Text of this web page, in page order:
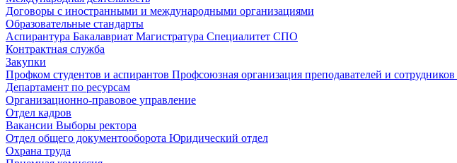
Договоры с иностранными и международными организациями
Образовательные стандарты
Аспирантура Бакалавриат Магистратура Специалитет СПО
Контрактная служба
Закупки
Профком студентов и аспирантов Профсоюзная организация преподавателей и сотрудников
Департамент по ресурсам
Организационно-правовое управление
Отдел кадров
Вакансии Выборы ректора
Отдел общего документооборота Юридический отдел
Охрана труда